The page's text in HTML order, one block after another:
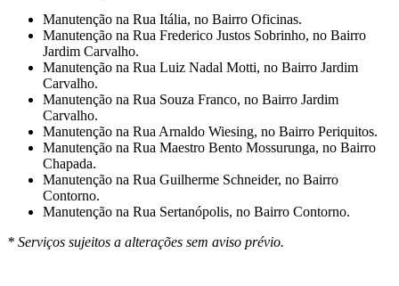
Manutenção na Rua Itália, no Bairro Oficinas.
Manutenção na Rua Frederico Justos Sobrinho, no Bairro
Jardim Carvalho.
Manutenção na Rua Luiz Nadal Motti, no Bairro Jardim
Carvalho.
Manutenção na Rua Souza Franco, no Bairro Jardim
Carvalho.
Manutenção na Rua Arnaldo Wiesing, no Bairro Periquitos.
Manutenção na Rua Maestro Bento Mossurunga, no Bairro
Chapada.
Manutenção na Rua Guilherme Schneider, no Bairro
Contorno.
Manutenção na Rua Sertanópolis, no Bairro Contorno.
* Serviços sujeitos a alterações sem aviso prévio.